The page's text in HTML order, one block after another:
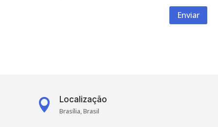
Enviar
 Localização
Brasília, Brasil